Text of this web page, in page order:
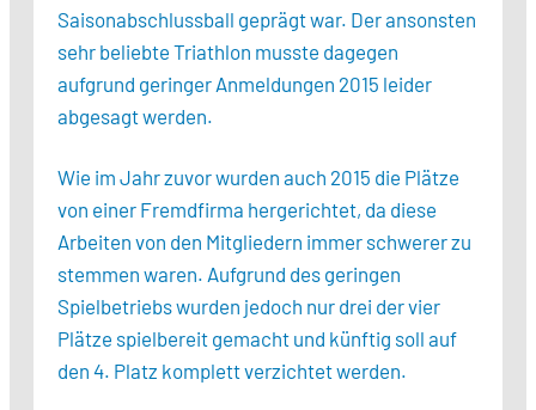
Saisonabschlussball geprägt war. Der ansonsten
sehr beliebte Triathlon musste dagegen
aufgrund geringer Anmeldungen 2015 leider
abgesagt werden.
Wie im Jahr zuvor wurden auch 2015 die Plätze
von einer Fremdfirma hergerichtet, da diese
Arbeiten von den Mitgliedern immer schwerer zu
stemmen waren. Aufgrund des geringen
Spielbetriebs wurden jedoch nur drei der vier
Plätze spielbereit gemacht und künftig soll auf
den 4. Platz komplett verzichtet werden.